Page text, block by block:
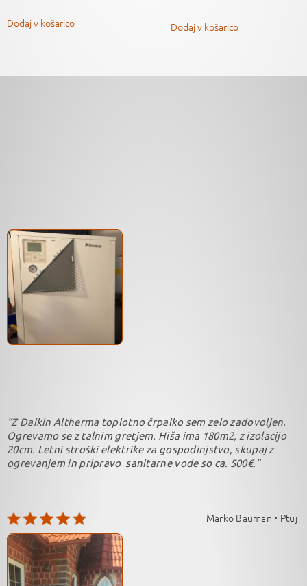
Dodaj v košarico Dodaj v košarico
“Z Daikin Altherma toplotno črpalko sem zelo zadovoljen.
Ogrevamo se z talnim gretjem. Hiša ima 180m2, z izolacijo
20cm. Letni stroški elektrike za gospodinjstvo, skupaj z
ogrevanjem in pripravo sanitarne vode so ca. 500€.”
Marko Bauman • Ptuj